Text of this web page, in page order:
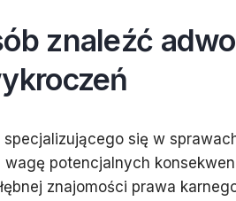
znaleźć
specjalizującego się w
potencjalnych
znajomości prawa